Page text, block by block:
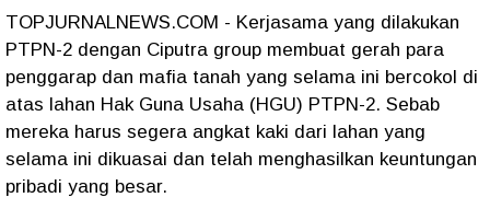
TOPJURNALNEWS.COM - Kerjasama yang dilakukan
PTPN-2 dengan Ciputra group membuat gerah para
penggarap dan mafia tanah yang selama ini bercokol di
atas lahan Hak Guna Usaha (HGU) PTPN-2. Sebab
mereka harus segera angkat kaki dari lahan yang
selama ini dikuasai dan telah menghasilkan keuntungan
pribadi yang besar.